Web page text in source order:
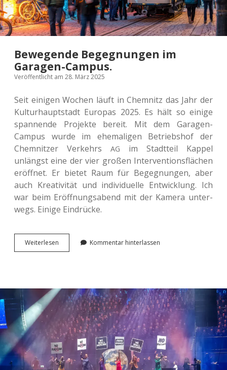
Bewegende Begegnungen im
Garagen-Campus.
Veröffentlicht am 28. März 2025
Seit eini­gen Wochen läuft in Chem­nitz das Jahr der
Kul­tur­haupt­stadt Euro­pas 2025. Es hält so einige
span­nen­de Pro­jek­te bereit. Mit dem Gara­gen-
Campus wurde im ehe­ma­li­gen Betriebs­hof der
Chem­nit­zer Ver­kehrs AG
im Stadt­teil Kappel
unlängst eine der vier großen Inter­ven­ti­ons­flä­chen
eröff­net. Er bietet Raum für Begeg­nun­gen, aber
auch Krea­ti­vi­tät und indi­vi­du­el­le Ent­wick­lung. Ich
war beim Eröff­nungs­abend mit der Kamera unter­
wegs. Einige Eindrücke.
Wei­ter­le­sen
gen­
gen
Garagen-
Campus.
Kommentar hinterlassen